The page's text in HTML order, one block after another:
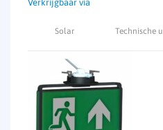
Solar Technische